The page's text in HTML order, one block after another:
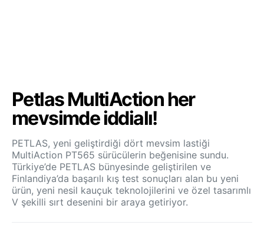
Petlas MultiAction her
mevsimde iddialı!
PETLAS, yeni geliştirdiği dört mevsim lastiği
MultiAction PT565 sürücülerin beğenisine sundu.
Türkiye’de PETLAS bünyesinde geliştirilen ve
Finlandiya’da başarılı kış test sonuçları alan bu yeni
ürün, yeni nesil kauçuk teknolojilerini ve özel tasarımlı
V şekilli sırt desenini bir araya getiriyor.